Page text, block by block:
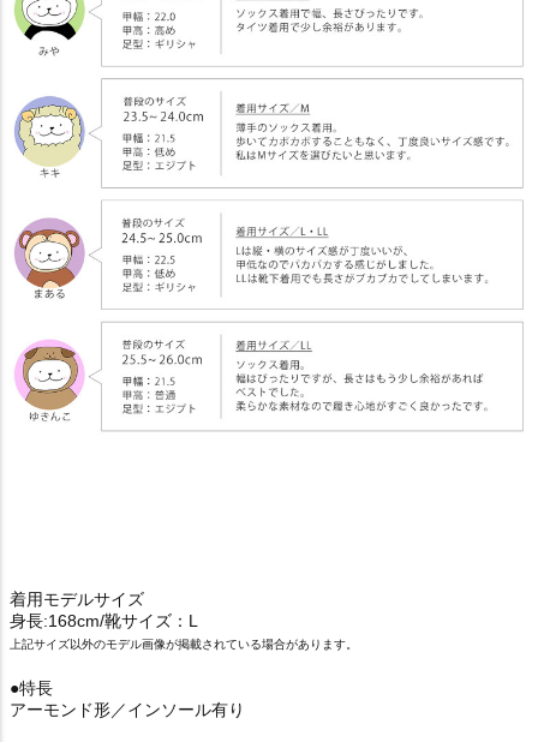
着用モデルサイズ
身長:168cm/靴サイズ：L
上記サイズ以外のモデル画像が掲載されている場合があります。
●特長
アーモンド形／インソール有り